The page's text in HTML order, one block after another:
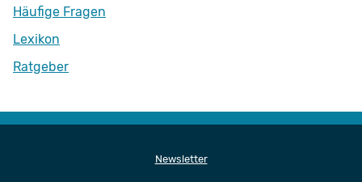
Häufige Fragen
Lexikon
Ratgeber
Newsletter